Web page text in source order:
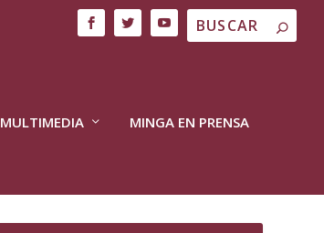
MULTIMEDIA MINGA EN PRENSA